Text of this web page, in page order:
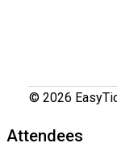
© 2026
Attendees